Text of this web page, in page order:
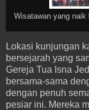
Wisatawan yang
Lokasi kunjungan
bersejarah yang
Gereja Tua Isna
bersama-sama
dengan penuh
pesiar ini. Mereka